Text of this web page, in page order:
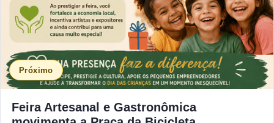
Próximo
Feira Artesanal e Gastronômica